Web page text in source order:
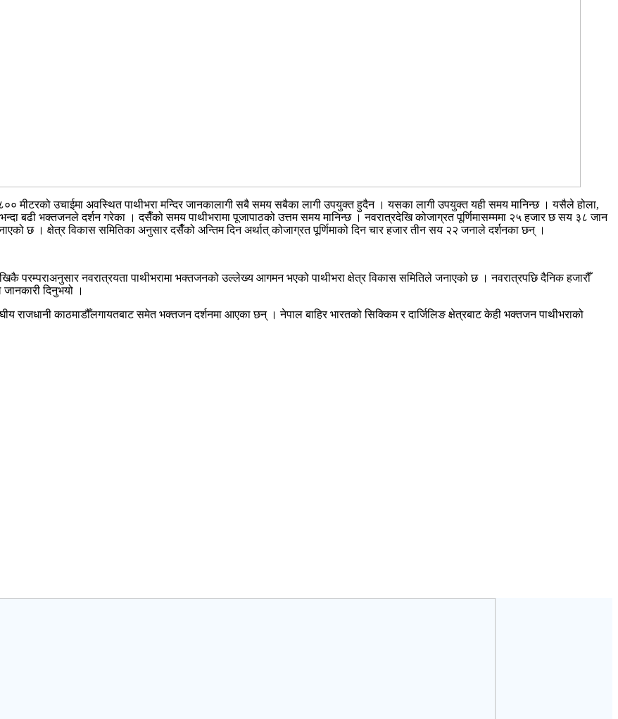
मीटरको उचाईमा अवस्थित पाथीभरा मन्दिर जानकालागी सबै समय सबैका लागी उपयुक्त हुदैन । यसका लागी उपयुक्त यही समय मानिन्छ । यसैले होला,
बढी भक्तजनले दर्शन गरेका । दसैँको समय पाथीभरामा पूजापाठको उत्तम समय मानिन्छ । नवरात्रदेखि कोजाग्रत पूर्णिमासम्ममा २५ हजार छ सय ३८ जान
छ । क्षेत्र विकास समितिका अनुसार दसैँको अन्तिम दिन अर्थात् कोजाग्रत पूर्णिमाको दिन चार हजार तीन सय २२ जनाले दर्शनका छन् ।
परम्पराअनुसार नवरात्रयता पाथीभरामा भक्तजनको उल्लेख्य आगमन भएको पाथीभरा क्षेत्र विकास समितिले जनाएको छ । नवरात्रपछि दैनिक हजारौँ
दिनुभयो ।
काठमाडौँलगायतबाट समेत भक्तजन दर्शनमा आएका छन् । नेपाल बाहिर भारतको सिक्किम र दार्जिलिङ क्षेत्रबाट केही भक्तजन पाथीभराको